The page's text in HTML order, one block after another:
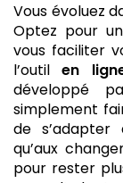
Vous évoluez
Optez pour un
vous faciliter
l’outilen
développé
simplement
de s’adapter
qu’aux
pour rester